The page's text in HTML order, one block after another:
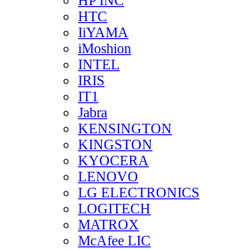
HTC
IiYAMA
iMoshion
INTEL
IRIS
IT1
Jabra
KENSINGTON
KINGSTON
KYOCERA
LENOVO
LG ELECTRONICS
LOGITECH
MATROX
McAfee LIC